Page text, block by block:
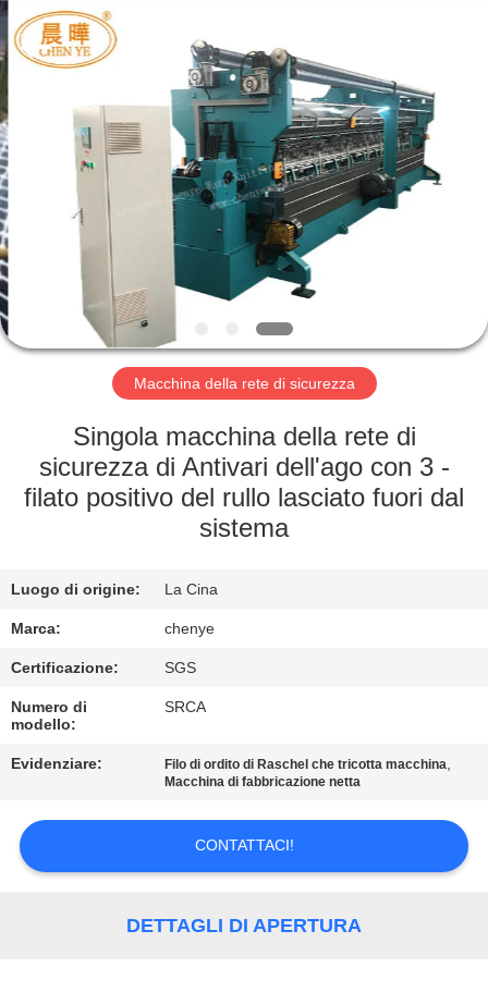
BENVENUTO
PRODOTTI
SU
DI
NOI
DELLA
FABBRICA
QUALITÀ
CONTATTACI
RICHIEDA
UNA
CITAZIONE
MAPPA
Chenye
Warp
Knitting
Machinery
Co.,
Messages.
All
Rights
Reserved.
Macchina della rete di sicurezza
Singola macchina della rete di
sicurezza di Antivari dell'ago con 3 -
filato positivo del rullo lasciato fuori dal
sistema
Luogo di origine: La Cina
Marca: chenye
Certificazione: SGS
Numero di
modello:
SRCA
Evidenziare: Filo di ordito di Raschel che tricotta macchina,
Macchina di fabbricazione netta
CONTATTACI!
DETTAGLI DI APERTURA